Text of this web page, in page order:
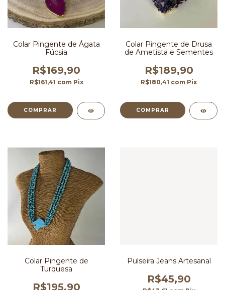
Colar Pingente de Ágata
Fúcsia
R$169,90
R$161,41 com Pix
Colar Pingente de Drusa
de Ametista e Sementes
R$189,90
R$180,41 com Pix
Colar Pingente de
Turquesa
R$195,90
Pulseira Jeans Artesanal
R$45,90